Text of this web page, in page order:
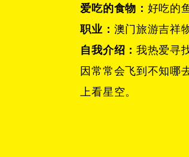
爱吃的食物： 好吃的
职业： 澳门旅游吉祥
自我介绍： 我热爱寻
因常常会飞到不知哪
上看星空。